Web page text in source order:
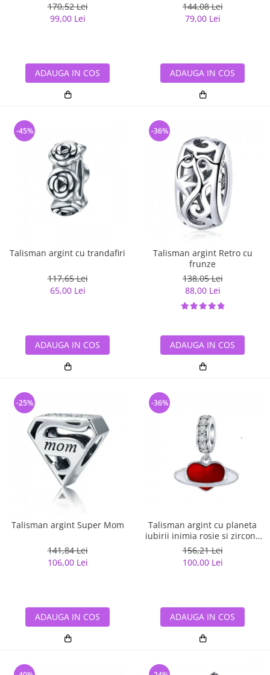
170,52 Lei
99,00 Lei
ADAUGA IN COS
144,08 Lei
79,00 Lei
ADAUGA IN COS
Talisman argint cu trandafiri
117,65 Lei
65,00 Lei
-45%
ADAUGA IN COS
Talisman argint Retro cu
frunze
138,05 Lei
88,00 Lei
-36%
ADAUGA IN COS
Talisman argint Super Mom
141,84 Lei
106,00 Lei
-25%
ADAUGA IN COS
Talisman argint cu planeta
iubirii inimia rosie si zirconii
albe
156,21 Lei
100,00 Lei
-36%
ADAUGA IN COS